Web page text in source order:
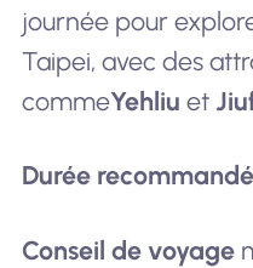
journée pour
Taipei, avec des
commeYehliu et
Durée
Conseil de voyage